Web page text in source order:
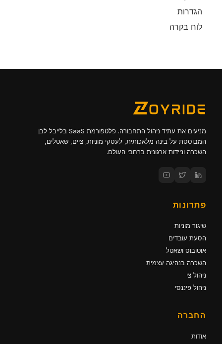
הגדרות
לוח בקרה
מניעים את עתיד ניהול התחבורה. פלטפורמת SaaS בלייבל לבן
המבוססת על בינה מלאכותית, לעסקי מוניות, ציים, שאטלים,
השכרה וניידות ארגונית ברחבי העולם.
פתרונות
שיגור מוניות
הסעת עובדים
אוטובוס ושאטל
השכרה בנהיגה עצמית
ניהול צי
ניהול פיננסי
החברה
אודות